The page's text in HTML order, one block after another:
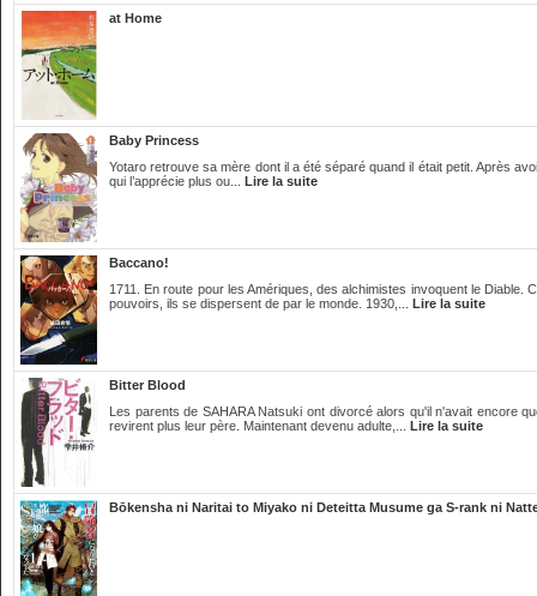
at Home
Baby Princess
Yotaro retrouve sa mère dont il a été séparé quand il était petit. Après
qui l’apprécie plus ou... Lire la suite
Baccano!
1711. En route pour les Amériques, des alchimistes invoquent le
pouvoirs, ils se dispersent de par le monde. 1930,... Lire la suite
Bitter Blood
Les parents de SAHARA Natsuki ont divorcé alors qu'il n'avait encore
revirent plus leur père. Maintenant devenu adulte,... Lire la suite
Bōkensha ni Naritai to Miyako ni Deteitta Musume ga S-rank ni